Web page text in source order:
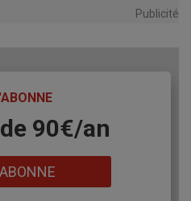
Publicité
90€/an